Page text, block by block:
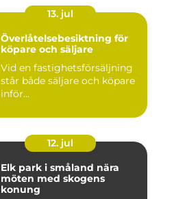
13. jul
Överlåtelsebesiktning för
köpare och säljare
Vid en fastighetsförsäljning
står både säljare och köpare
inför...
12. jul
Elk park i småland nära
möten med skogens
konung